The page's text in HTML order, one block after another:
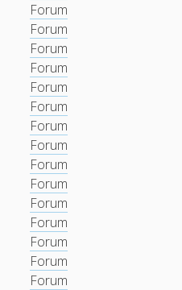
Forum
Forum
Forum
Forum
Forum
Forum
Forum
Forum
Forum
Forum
Forum
Forum
Forum
Forum
Forum